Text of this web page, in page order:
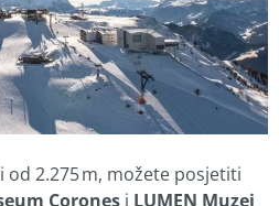
2.275 m, možete posjetiti
Corones i LUMEN Muzej